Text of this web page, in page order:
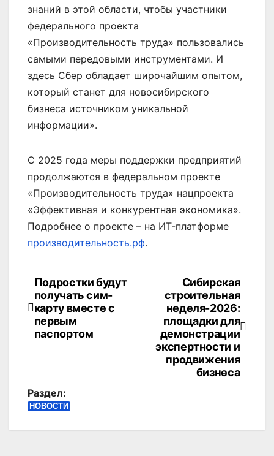
знаний в этой области, чтобы участники
федерального проекта
«Производительность труда» пользовались
самыми передовыми инструментами. И
здесь Сбер обладает широчайшим опытом,
который станет для новосибирского
бизнеса источником уникальной
информации».
С 2025 года меры поддержки предприятий
продолжаются в федеральном проекте
«Производительность труда» нацпроекта
«Эффективная и конкурентная экономика».
Подробнее о проекте – на ИТ-платформе
производительность.рф.
Навигация
по
записям
Сибирская
строительная
неделя-2026:
площадки для
демонстрации
экспертности и
продвижения
бизнеса
Подростки будут
получать сим-
карту вместе с
первым
паспортом
Раздел:
НОВОСТИ